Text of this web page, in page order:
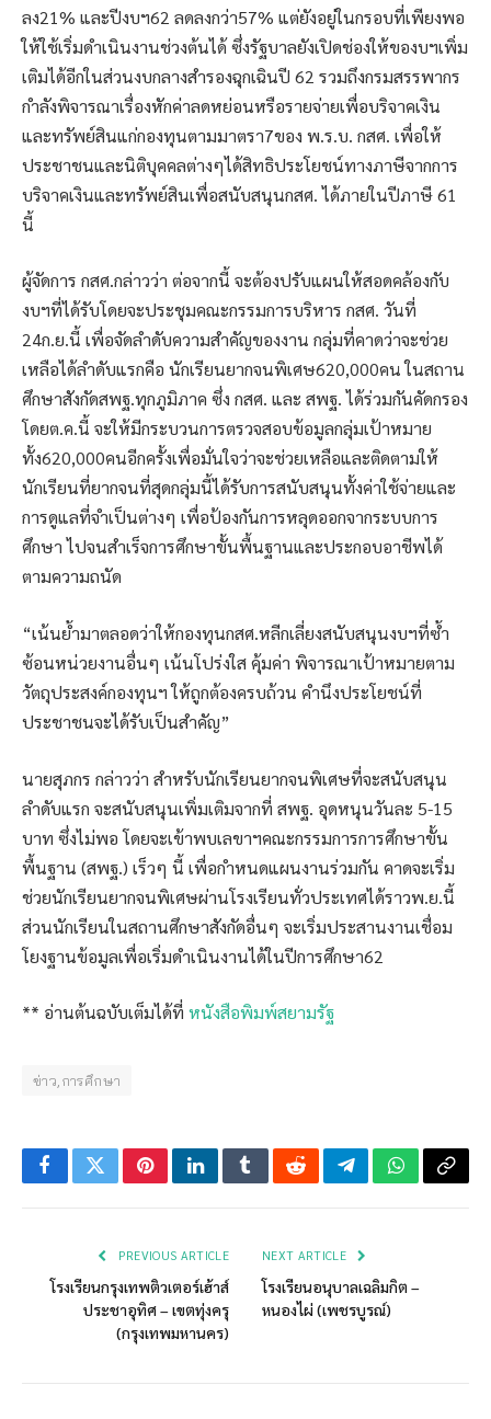
ลง21% และปีงบฯ62 ลดลงกว่า57% แต่ยังอยู่ในกรอบที่เพียงพอ
ให้ใช้เริ่มดำเนินงานช่วงต้นได้ ซึ่งรัฐบาลยังเปิดช่องให้ของบฯเพิ่ม
เติมได้อีกในส่วนงบกลางสำรองฉุกเฉินปี 62 รวมถึงกรมสรรพากร
กำลังพิจารณาเรื่องหักค่าลดหย่อนหรือรายจ่ายเพื่อบริจาคเงิน
และทรัพย์สินแก่กองทุนตามมาตรา7ของ พ.ร.บ. กสศ. เพื่อให้
ประชาชนและนิติบุคคลต่างๆได้สิทธิประโยชน์ทางภาษีจากการ
บริจาคเงินและทรัพย์สินเพื่อสนับสนุนกสศ. ได้ภายในปีภาษี 61
นี้
ผู้จัดการ กสศ.กล่าวว่า ต่อจากนี้ จะต้องปรับแผนให้สอดคล้องกับ
งบฯที่ได้รับโดยจะประชุมคณะกรรมการบริหาร กสศ. วันที่
24ก.ย.นี้ เพื่อจัดลำดับความสำคัญของงาน กลุ่มที่คาดว่าจะช่วย
เหลือได้ลำดับแรกคือ นักเรียนยากจนพิเศษ620,000คน ในสถาน
ศึกษาสังกัดสพฐ.ทุกภูมิภาค ซึ่ง กสศ. และ สพฐ. ได้ร่วมกันคัดกรอง
โดยต.ค.นี้ จะให้มีกระบวนการตรวจสอบข้อมูลกลุ่มเป้าหมาย
ทั้ง620,000คนอีกครั้งเพื่อมั่นใจว่าจะช่วยเหลือและติดตามให้
นักเรียนที่ยากจนที่สุดกลุ่มนี้ได้รับการสนับสนุนทั้งค่าใช้จ่ายและ
การดูแลที่จำเป็นต่างๆ เพื่อป้องกันการหลุดออกจากระบบการ
ศึกษา ไปจนสำเร็จการศึกษาขั้นพื้นฐานและประกอบอาชีพได้
ตามความถนัด
“เน้นย้ำมาตลอดว่าให้กองทุนกสศ.หลีกเลี่ยงสนับสนุนงบฯที่ซ้ำ
ซ้อนหน่วยงานอื่นๆ เน้นโปร่งใส คุ้มค่า พิจารณาเป้าหมายตาม
วัตถุประสงค์กองทุนฯ ให้ถูกต้องครบถ้วน คำนึงประโยชน์ที่
ประชาชนจะได้รับเป็นสำคัญ”
นายสุภกร กล่าวว่า สำหรับนักเรียนยากจนพิเศษที่จะสนับสนุน
ลำดับแรก จะสนับสนุนเพิ่มเติมจากที่ สพฐ. อุดหนุนวันละ 5-15
บาท ซึ่งไม่พอ โดยจะเข้าพบเลขาฯคณะกรรมการการศึกษาขั้น
พื้นฐาน (สพฐ.) เร็วๆ นี้ เพื่อกำหนดแผนงานร่วมกัน คาดจะเริ่ม
ช่วยนักเรียนยากจนพิเศษผ่านโรงเรียนทั่วประเทศได้ราวพ.ย.นี้
ส่วนนักเรียนในสถานศึกษาสังกัดอื่นๆ จะเริ่มประสานงานเชื่อม
โยงฐานข้อมูลเพื่อเริ่มดำเนินงานได้ในปีการศึกษา62
** อ่านต้นฉบับเต็มได้ที่ หนังสือพิมพ์สยามรัฐ
ข่าว,การศึกษา
FacebookTwitterPinterestLinkedInTumblrRedditTelegramWhatsApp
Copy
PREVIOUS ARTICLE
โรงเรียนกรุงเทพติวเตอร์เฮ้าส์
ประชาอุทิศ – เขตทุ่งครุ
(กรุงเทพมหานคร)
NEXT ARTICLE
โรงเรียนอนุบาลเฉลิมกิต –
หนองไผ่ (เพชรบูรณ์)